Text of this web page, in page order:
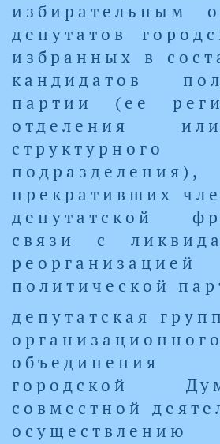
избирательным
депутатов
избранных в
кандидатов
партии (ее
отделения
структурного
подразделения),
прекративших
депутатской
связи с
политической
депутатская
организационного
объединения
городской
совместной